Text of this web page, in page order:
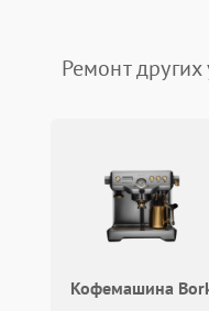
Ремонт
Кофемашина